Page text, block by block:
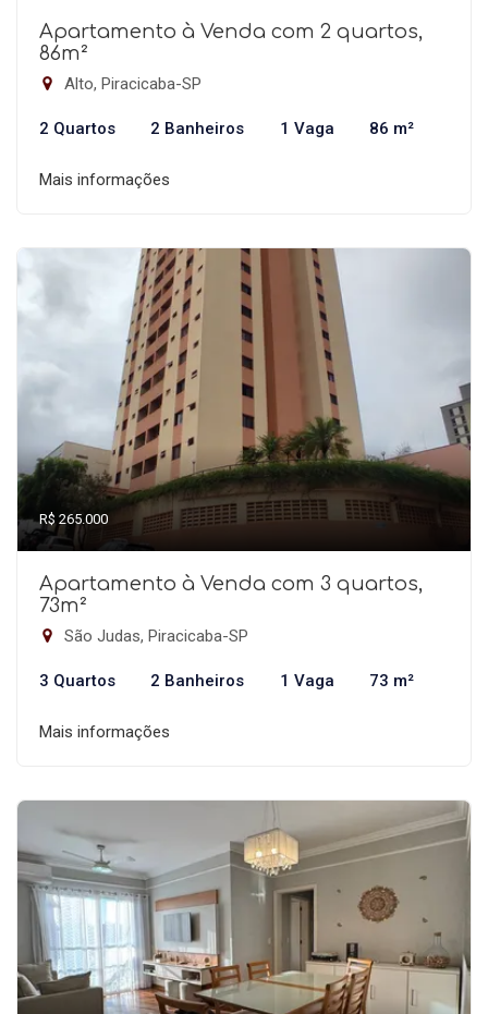
Apartamento à Venda com 2 quartos,
86m²
Alto, Piracicaba-SP
2 Quartos 2 Banheiros 1 Vaga 86 m²
Mais informações
R$ 265.000
Apartamento à Venda com 3 quartos,
73m²
São Judas, Piracicaba-SP
3 Quartos 2 Banheiros 1 Vaga 73 m²
Mais informações